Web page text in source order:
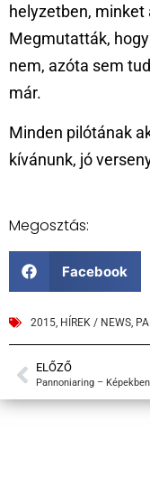
helyzetben,
Megmutatták,
nem, azóta sem
már.
Minden pilótának
kívánunk, jó
Megosztás:
Facebook
2015, HÍREK / NEWS,
ELŐZŐ
Pannoniaring – Képekben